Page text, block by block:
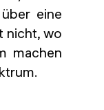
eine
nicht, wo
machen